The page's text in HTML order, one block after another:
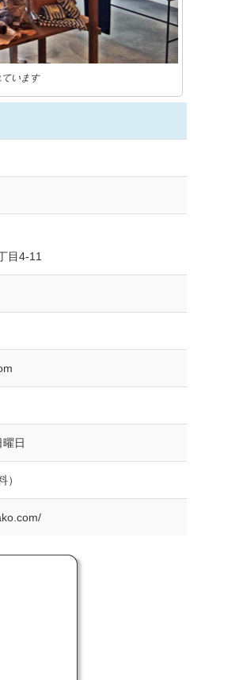
います
目4-11
日
）